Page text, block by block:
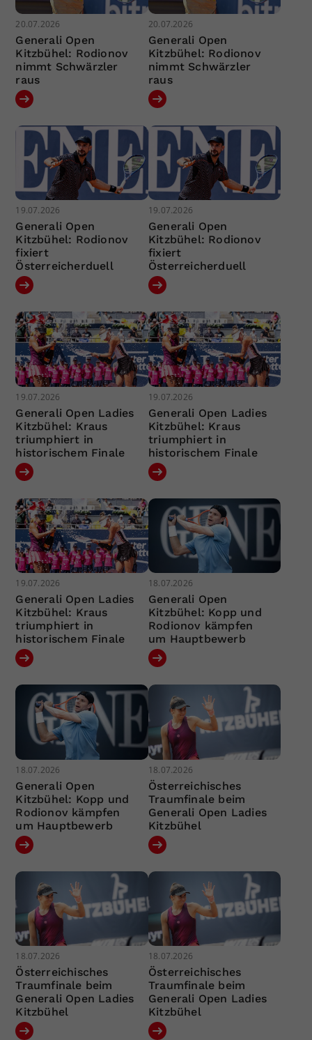
20.07.2026
Generali Open
Kitzbühel: Rodionov
nimmt Schwärzler
raus
20.07.2026
Generali Open
Kitzbühel: Rodionov
nimmt Schwärzler
raus
19.07.2026
Generali Open
Kitzbühel: Rodionov
fixiert
Österreicherduell
19.07.2026
Generali Open
Kitzbühel: Rodionov
fixiert
Österreicherduell
19.07.2026
Generali Open Ladies
Kitzbühel: Kraus
triumphiert in
historischem Finale
19.07.2026
Generali Open Ladies
Kitzbühel: Kraus
triumphiert in
historischem Finale
19.07.2026
Generali Open Ladies
Kitzbühel: Kraus
triumphiert in
historischem Finale
18.07.2026
Generali Open
Kitzbühel: Kopp und
Rodionov kämpfen
um Hauptbewerb
18.07.2026
Generali Open
Kitzbühel: Kopp und
Rodionov kämpfen
um Hauptbewerb
18.07.2026
Österreichisches
Traumfinale beim
Generali Open Ladies
Kitzbühel
18.07.2026
Österreichisches
Traumfinale beim
Generali Open Ladies
Kitzbühel
18.07.2026
Österreichisches
Traumfinale beim
Generali Open Ladies
Kitzbühel